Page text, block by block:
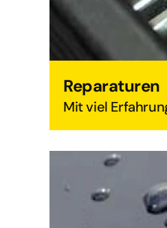
Reparaturen
Mit viel